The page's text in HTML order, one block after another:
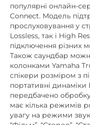
прослуховування у
Lossless, так і High
підключення різних
Також саундбар
колонками Yamaha
спікери розміром з
портативні
передбачено
має кілька режимів
увагу на режими
“Фільм”, “Стерео”,
можете